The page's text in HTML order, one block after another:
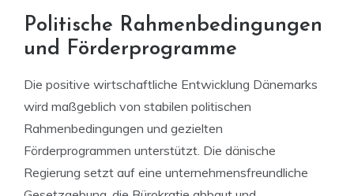
Politische Rahmenbedingungen
und Förderprogramme
Die positive wirtschaftliche Entwicklung Dänemarks
wird maßgeblich von stabilen politischen
Rahmenbedingungen und gezielten
Förderprogrammen unterstützt. Die dänische
Regierung setzt auf eine unternehmensfreundliche